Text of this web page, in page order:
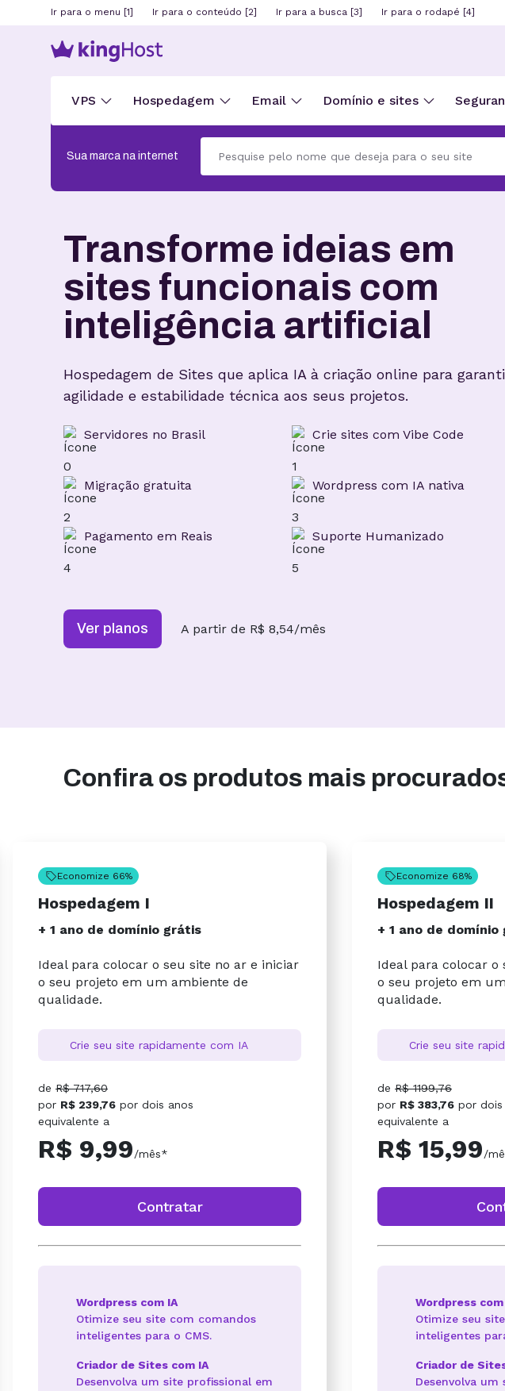
Ir para o menu [1] Ir para o conteúdo [2] Ir para a busca [3] Ir para o rodapé [4]
VPS Hospedagem Email Domínio e sites
Sua marca na internet
Transforme ideias em
sites funcionais com
inteligência artificial
Hospedagem de Sites que aplica IA à criação online para
agilidade e estabilidade técnica aos seus projetos.
Servidores no Brasil Crie sites com Vibe Code
Migração gratuita Wordpress com IA nativa
Pagamento em Reais Suporte Humanizado
Ver planos A partir de R$ 8,54/mês
Confira os produtos mais
Economize 66%
Hospedagem I
+ 1 ano de domínio grátis
Ideal para colocar o seu site no ar e iniciar
o seu projeto em um ambiente de
qualidade.
Crie seu site rapidamente com IA
de R$ 717,60
por R$ 239,76 por dois anos
equivalente a
R$ 9,99/mês*
Contratar
Wordpress com IA
Otimize seu site com comandos
inteligentes para o CMS.
Criador de Sites com IA
Desenvolva um site profissional em
Economize 68%
Hospedagem II
+ 1 ano de domínio
Ideal para colocar o
o seu projeto em
qualidade.
Crie seu site
de R$ 1199,76
por R$ 383,76 por dois
equivalente a
R$ 15,99/
Wordpress com
Otimize seu
inteligentes
Criador de
Desenvolva